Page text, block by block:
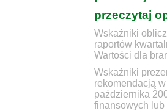
przeczytaj
Wskaźniki
raportów
Wartości dla
Wskaźniki
rekomendacją
października
finansowych lub